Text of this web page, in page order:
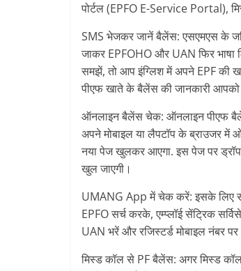
पोर्टल (EPFO E-Service Portal),
SMS भेजकर जानें बैलेंस: एसएमएस के
जाकर EPFOHO और UAN फिर भाषा
समझें, तो आप इंग्लिश में अपने EPF की
पीएफ खाते के बैलेंस की जानकारी आपको
ऑनलाइन बैलेंस चेक: ऑनलाइन पीएफ
अपने मोबाइल या लैपटॉप के ब्राउजर
नया पेज खुलकर आएगा. इस पेज पर
खुल जाएगी।
UMANG App में चेक करें: इसके लिए
EPFO सर्च करके, एम्प्लॉई सेंट्रिक
UAN भरें और रजिस्टर्ड मोबाइल नंबर
मिस्ड कॉल से PF बैलेंस: अगर मिस्ड